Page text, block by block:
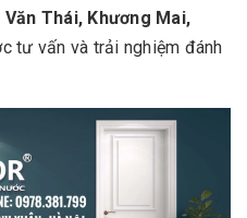
Thái, Khương Mai,
tư vấn và trải nghiệm đánh